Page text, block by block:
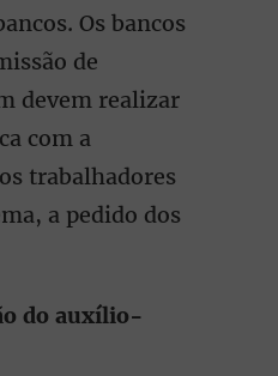
Os bancos
de
devem realizar
com a
trabalhadores
a pedido dos
do auxílio-